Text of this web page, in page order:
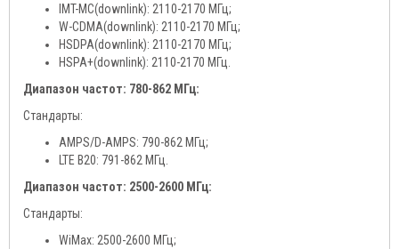
IMT-MC(downlink): 2110-2170 МГц;
W-CDMA(downlink): 2110-2170 МГц;
HSDPA(downlink): 2110-2170 МГц;
HSPA+(downlink): 2110-2170 МГц.
Диапазон частот: 780-862 МГц:
Стандарты:
AMPS/D-AMPS: 790-862 МГц;
LTE B20: 791-862 МГц.
Диапазон частот: 2500-2600 МГц:
Стандарты:
WiMax: 2500-2600 МГц;